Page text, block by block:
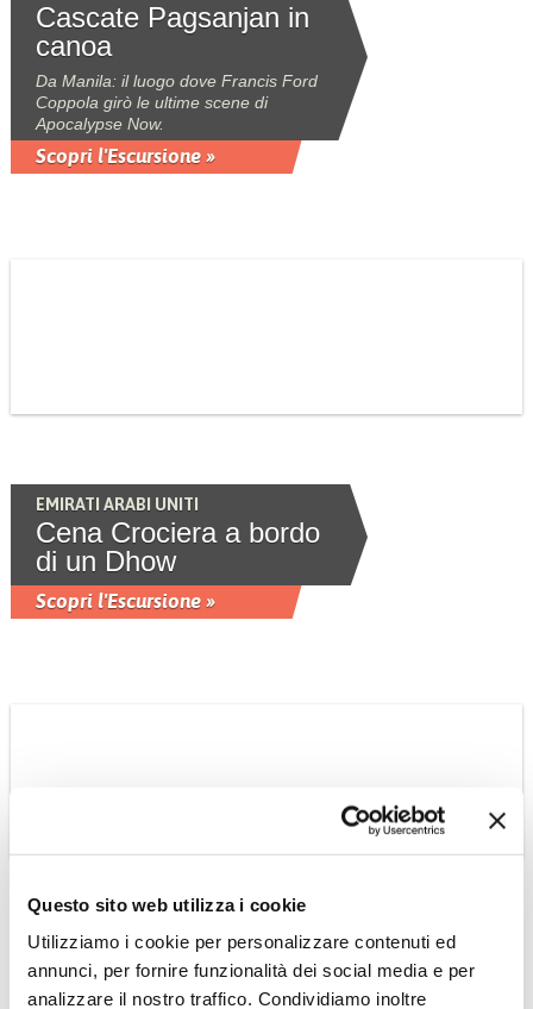
Questo sito web utilizza i cookie
Utilizziamo i cookie per personalizzare contenuti ed
annunci, per fornire funzionalità dei social media e per
analizzare il nostro traffico. Condividiamo inoltre
Cascate Pagsanjan in
canoa
Da Manila: il luogo dove Francis Ford
Coppola girò le ultime scene di
Apocalypse Now.
Scopri l'Escursione »
EMIRATI ARABI UNITI
Cena Crociera a bordo
di un Dhow
Scopri l'Escursione »
THAILANDIA
Cena Thai con danze